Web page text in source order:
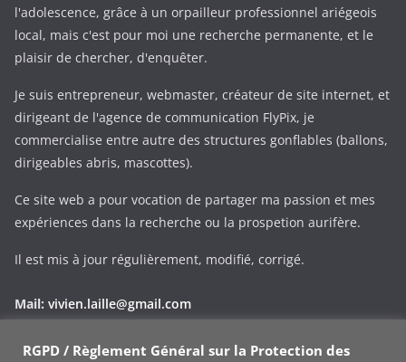
l'adolescence, grâce à un orpailleur professionnel ariégeois
local, mais c'est pour moi une recherche permanente, et le
plaisir de chercher, d'enquêter.
Je suis entrepreneur, webmaster, créateur de site internet, et
dirigeant de l'agence de communication FlyPix, je
commercialise entre autre des structures gonflables (ballons,
dirigeables abris, mascottes).
Ce site web a pour vocation de partager ma passion et mes
expériences dans la recherche ou la prospetion aurifère.
Il est mis à jour régulièrement, modifié, corrigé.
Mail: vivien.laille@gmail.com
Phone: +33 (0)695343545
RGPD / Règlement Général sur la Protection des